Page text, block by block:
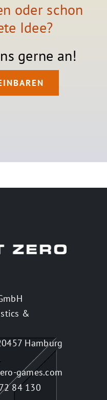
oder schon
Idee?
gerne an!
&
Hamburg
games.com
84 130